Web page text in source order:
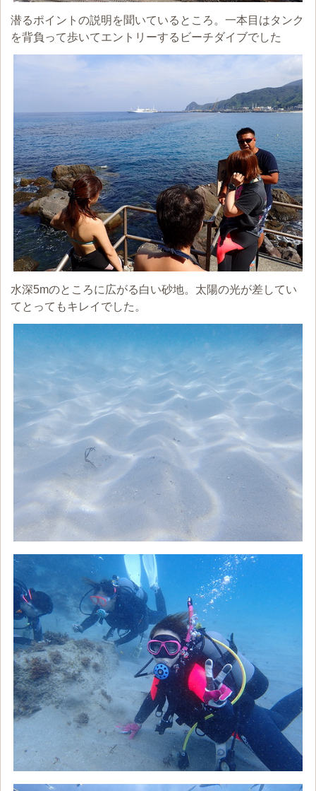
潜るポイントの説明を聞いているところ。一本目はタンク
を背負って歩いてエントリーするビーチダイブでした
水深5mのところに広がる白い砂地。太陽の光が差してい
てとってもキレイでした。